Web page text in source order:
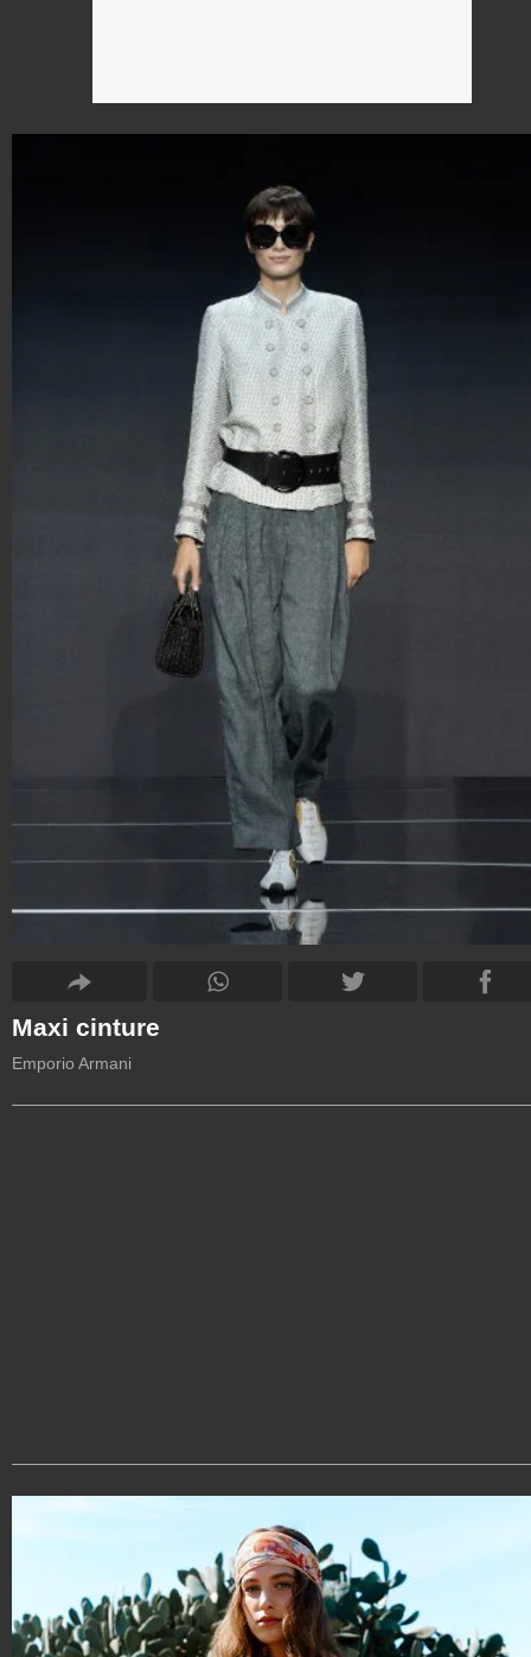
Maxi cinture
Emporio Armani